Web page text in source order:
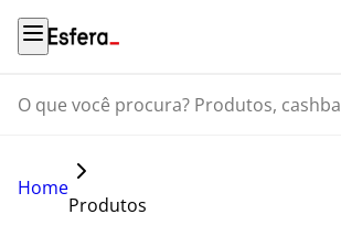
O que você procura? Produtos, cashback,
Home
Produtos